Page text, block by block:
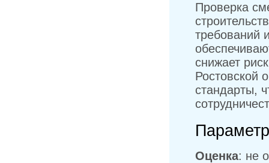
Проверка
требований
снижает
Ростовской
стандарты,
Оценка: не